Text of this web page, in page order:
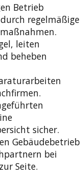
Betrieb
regelmäßige
leiten
beheben
sicher.
Gebäudebetrieb
bei
Seite.